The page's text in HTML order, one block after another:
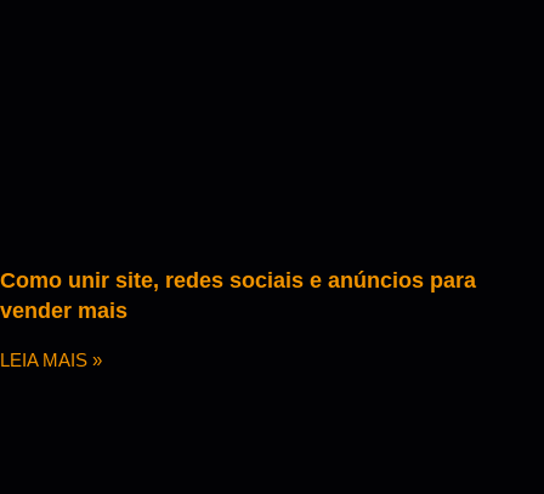
Como unir site, redes sociais e anúncios para
vender mais
LEIA MAIS »